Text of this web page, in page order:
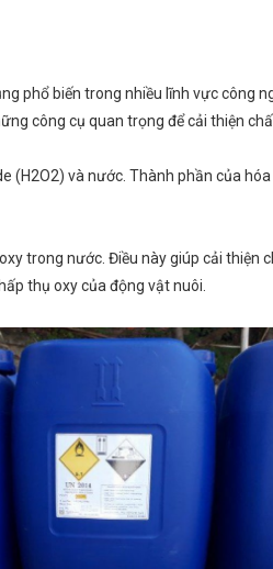
phổ biến trong nhiều lĩnh vực công
công cụ quan trọng để cải thiện
(H2O2) và nước. Thành phần của
trong nước. Điều này giúp cải thiện
thụ oxy của động vật nuôi.